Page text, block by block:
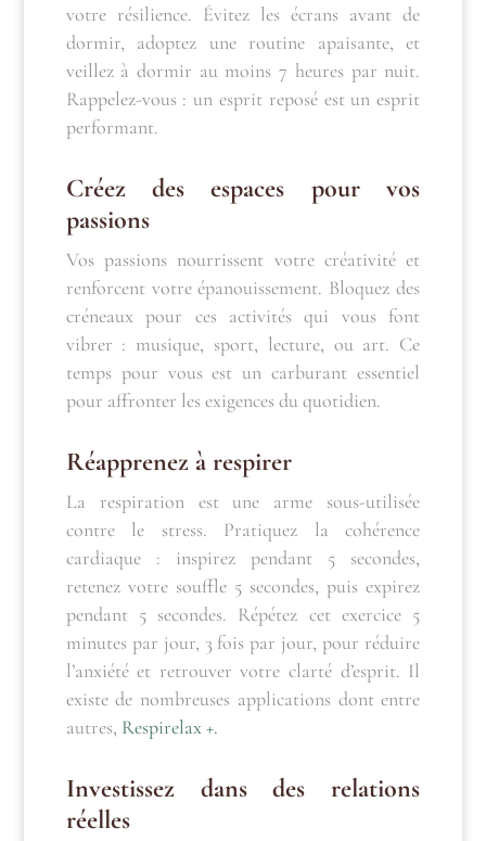
votre résilience. Évitez les écrans avant de
dormir, adoptez une routine apaisante, et
veillez à dormir au moins 7 heures par nuit.
Rappelez-vous : un esprit reposé est un esprit
performant.
Créez des espaces pour vos
passions
Vos passions nourrissent votre créativité et
renforcent votre épanouissement. Bloquez des
créneaux pour ces activités qui vous font
vibrer : musique, sport, lecture, ou art. Ce
temps pour vous est un carburant essentiel
pour affronter les exigences du quotidien.
Réapprenez à respirer
La respiration est une arme sous-utilisée
contre le stress. Pratiquez la cohérence
cardiaque : inspirez pendant 5 secondes,
retenez votre souffle 5 secondes, puis expirez
pendant 5 secondes. Répétez cet exercice 5
minutes par jour, 3 fois par jour, pour réduire
l’anxiété et retrouver votre clarté d’esprit. Il
existe de nombreuses applications dont entre
autres, Respirelax +.
Investissez dans des relations
réelles